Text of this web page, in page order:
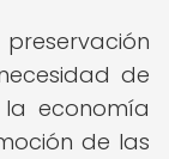
de
economía
de las